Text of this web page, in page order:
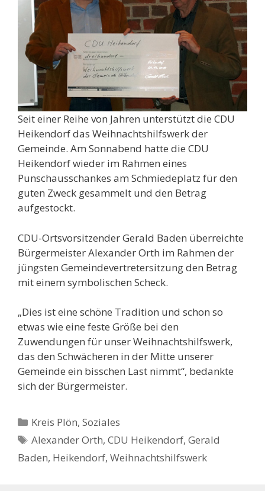
Seit einer Reihe von Jahren unterstützt die CDU
Heikendorf das Weihnachtshilfswerk der
Gemeinde. Am Sonnabend hatte die CDU
Heikendorf wieder im Rahmen eines
Punschausschankes am Schmiedeplatz für den
guten Zweck gesammelt und den Betrag
aufgestockt.
CDU-Ortsvorsitzender Gerald Baden überreichte
Bürgermeister Alexander Orth im Rahmen der
jüngsten Gemeindevertretersitzung den Betrag
mit einem symbolischen Scheck.
„Dies ist eine schöne Tradition und schon so
etwas wie eine feste Größe bei den
Zuwendungen für unser Weihnachtshilfswerk,
das den Schwächeren in der Mitte unserer
Gemeinde ein bisschen Last nimmt“, bedankte
sich der Bürgermeister.
Kategorien
Kreis Plön,Soziales
Schlagwörter
Alexander Orth,CDU Heikendorf,Gerald
Baden, Heikendorf, Weihnachtshilfswerk